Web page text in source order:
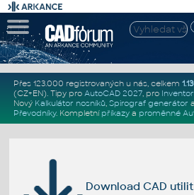
Přes 123.000 registrovaných u nás, celkem
(CZ+EN). Tipy pro AutoCAD 2027, pro
Nový Kalkulátor nosníků, Spirograf generátor a
Převodníky. Kompletní příkazya proměnné
Download CAD utilit